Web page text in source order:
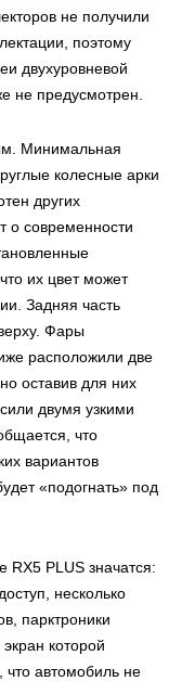
не получили
поэтому
двухуровневой
не предусмотрен.
Минимальная
колесные арки
других
о современности
их цвет может
Задняя часть
Фары
расположили две
оставив для них
двумя узкими
что
вариантов
«подогнать» под
RX5 PLUS значатся:
несколько
парктроники
которой
автомобиль не